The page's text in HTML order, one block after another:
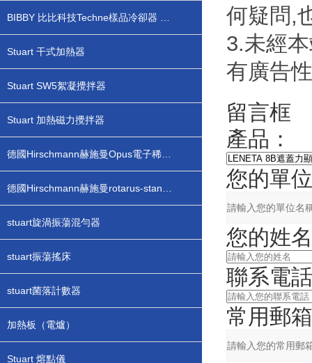
Stuart 干式加熱器
Stuart SW5絮凝攪拌器
Stuart 加熱磁力攪拌器
stuart旋渦振蕩混勻器
stuart振蕩搖床
stuart菌落計數器
加熱板（電爐）
Stuart 熔點儀
何疑問,
3.未經
有廣告
留言框
產品：
您的單
您的姓
聯系電
常用郵